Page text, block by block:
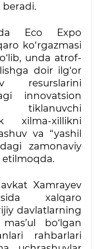
beradi.
Eco Expo
ko‘rgazmasi
unda atrof-
doir ilg‘or
resurslarini
innovatsion
tiklanuvchi
xilma-xillikni
va “yashil
zamonaviy
etilmoqda.
Xamrayev
xalqaro
davlatlarning
bo‘lgan
rahbarlari